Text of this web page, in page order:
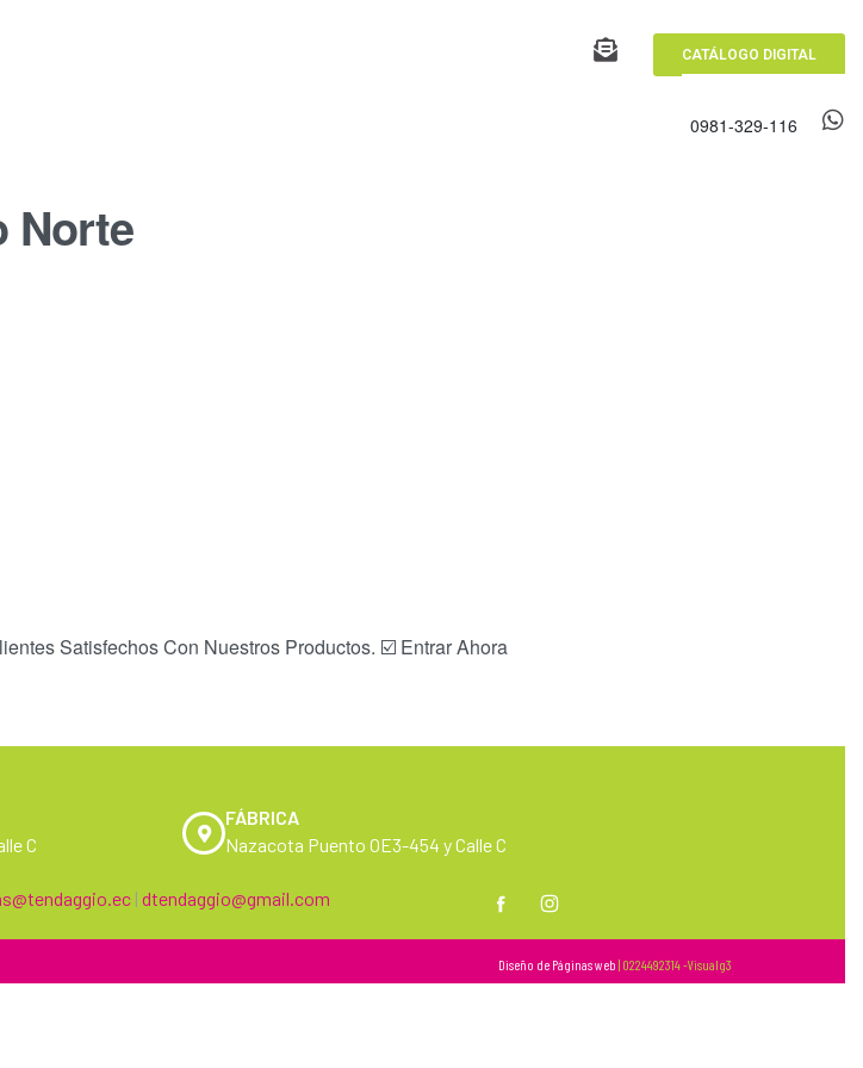
CATÁLOGO DIGITAL
0981-329-116
Norte
Satisfechos Con Nuestros Productos. ☑️ Entrar Ahora
C
FÁBRICA
Nazacota Puento OE3-454 y Calle C
| dtendaggio@gmail.com
Diseño de Páginas web | 0224492314 -Visualg3